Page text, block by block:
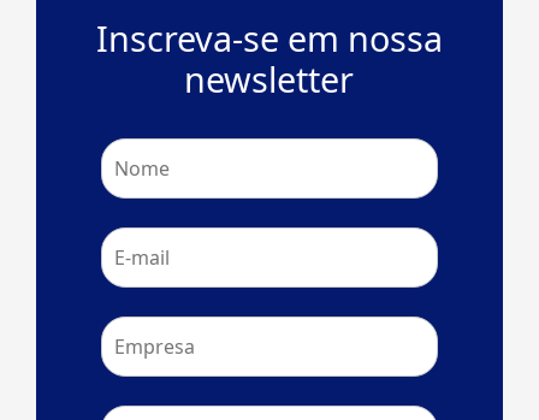
Inscreva-se em nossa
newsletter